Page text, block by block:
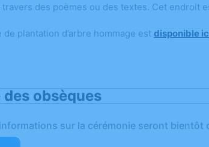
travers des poèmes ou des textes. Cet endroit
de plantation d’arbre hommage est disponible
des obsèques
sur la cérémonie seront bientôt